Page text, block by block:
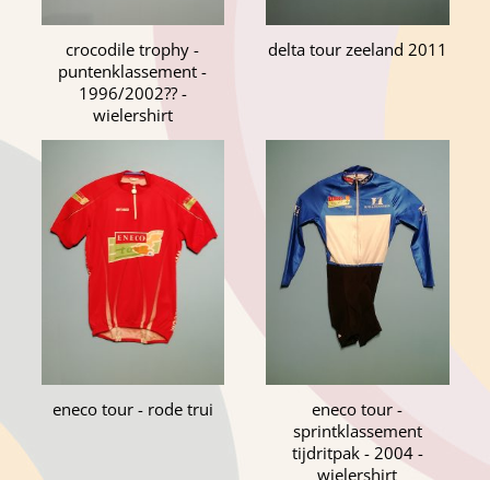
crocodile trophy -
puntenklassement -
1996/2002?? -
wielershirt
delta tour zeeland 2011
eneco tour - rode trui
eneco tour -
sprintklassement
tijdritpak - 2004 -
wielershirt